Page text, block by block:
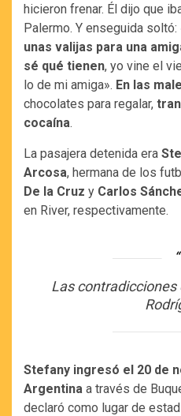
hicieron frenar. Él dijo que
Palermo. Y enseguida soltó:
unas valijas para una
sé qué tienen, yo vine el
lo de mi amiga». En las
chocolates para regalar,
cocaína.
La pasajera detenida era
Arcosa, hermana de los
De la Cruz y Carlos
en River, respectivamente.
Las contradicciones
Stefany ingresó el 20 de
Argentina a través de
declaró como lugar de